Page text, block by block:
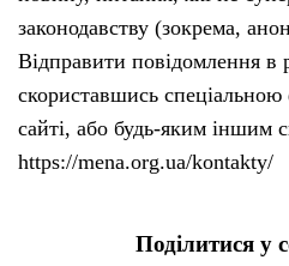
Рекламні прайси
Підтримати «місцевих»
Редакційна політика
законодавству (зокрема,
Відправити повідомлення в
скориставшись
сайті, або будь-яким іншим
https://mena.org.ua/kontakty/
Поділитися у